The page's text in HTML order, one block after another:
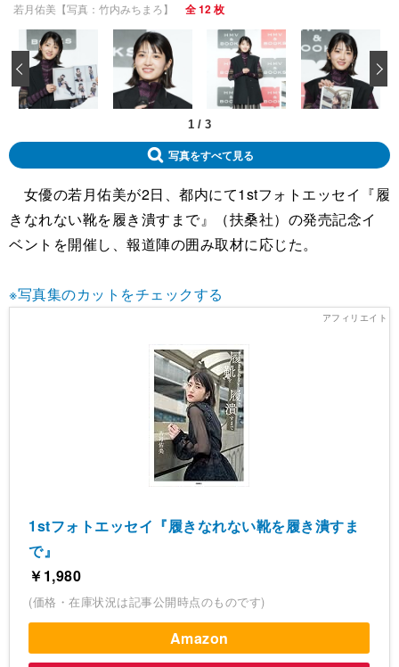
若月佑美【写真：竹内みちまろ】 全 12 枚
1 / 3
‹
写真をすべて見る
女優の若月佑美が2日、都内にて1stフォトエッセイ『履
きなれない靴を履き潰すまで』（扶桑社）の発売記念イ
ベントを開催し、報道陣の囲み取材に応じた。
※写真集のカットをチェックする
1stフォトエッセイ『履きなれない靴を履き潰すま
で』
￥1,980
(価格・在庫状況は記事公開時点のものです)
Amazon